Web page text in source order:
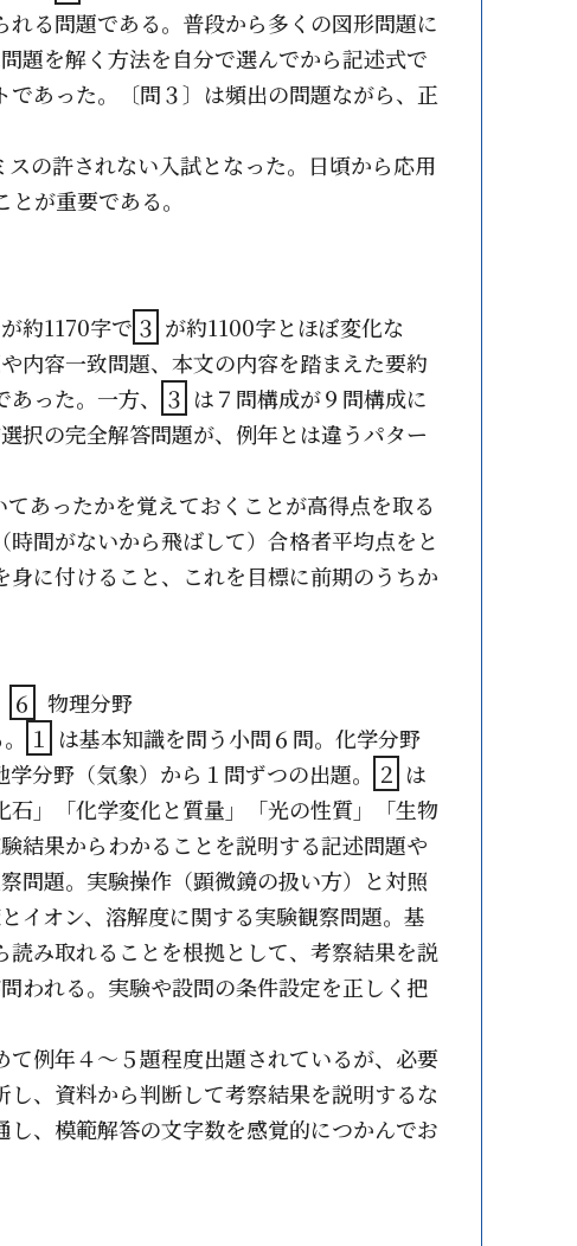
る問題である。普段から多くの図形問題に
題を解く方法を自分で選んでから記述式で
あった。〔問３〕は頻出の問題ながら、正
の許されない入試となった。日頃から応用
が重要である。
が約1170字で ３ が約1100字とほぼ変化な
内容一致問題、本文の内容を踏まえた要約
った。一方、
３ は７問構成が９問構成に
択の完全解答問題が、例年とは違うパター
あったかを覚えておくことが高得点を取る
間がないから飛ばして）合格者平均点をと
に付けること、これを目標に前期のうちか
６
物理分野
１
は基本知識を問う小問６問。化学分野
分野（気象）から１問ずつの出題。
２ は
」「化学変化と質量」「光の性質」「生物
結果からわかることを説明する記述問題や
問題。実験操作（顕微鏡の扱い方）と対照
イオン、溶解度に関する実験観察問題。基
み取れることを根拠として、考察結果を説
われる。実験や設問の条件設定を正しく把
例年４～５題程度出題されているが、必要
、資料から判断して考察結果を説明するな
、模範解答の文字数を感覚的につかんでお